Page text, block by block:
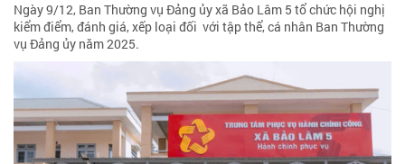
Ngày 9/12, Ban Thường vụ Đảng ủy xã Bảo Lâm 5 tổ chức hội nghị
kiểm điểm, đánh giá, xếp loại đối với tập thể, cá nhân Ban Thường
vụ Đảng ủy năm 2025.